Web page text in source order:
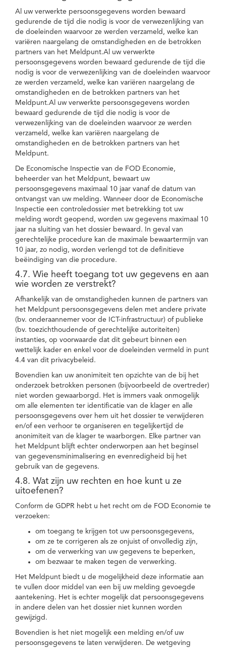
Al uw verwerkte persoonsgegevens worden bewaard
gedurende de tijd die nodig is voor de verwezenlijking van
de doeleinden waarvoor ze werden verzameld, welke kan
variëren naargelang de omstandigheden en de betrokken
partners van het Meldpunt.Al uw verwerkte
persoonsgegevens worden bewaard gedurende de tijd die
nodig is voor de verwezenlijking van de doeleinden waarvoor
ze werden verzameld, welke kan variëren naargelang de
omstandigheden en de betrokken partners van het
Meldpunt.Al uw verwerkte persoonsgegevens worden
bewaard gedurende de tijd die nodig is voor de
verwezenlijking van de doeleinden waarvoor ze werden
verzameld, welke kan variëren naargelang de
omstandigheden en de betrokken partners van het
Meldpunt.
De Economische Inspectie van de FOD Economie,
beheerder van het Meldpunt, bewaart uw
persoonsgegevens maximaal 10 jaar vanaf de datum van
ontvangst van uw melding. Wanneer door de Economische
Inspectie een controledossier met betrekking tot uw
melding wordt geopend, worden uw gegevens maximaal 10
jaar na sluiting van het dossier bewaard. In geval van
gerechtelijke procedure kan de maximale bewaartermijn van
10 jaar, zo nodig, worden verlengd tot de definitieve
beëindiging van die procedure.
4.7. Wie heeft toegang tot uw gegevens en aan
wie worden ze verstrekt?
Afhankelijk van de omstandigheden kunnen de partners van
het Meldpunt persoonsgegevens delen met andere private
(bv. onderaannemer voor de ICT-infrastructuur) of publieke
(bv. toezichthoudende of gerechtelijke autoriteiten)
instanties, op voorwaarde dat dit gebeurt binnen een
wettelijk kader en enkel voor de doeleinden vermeld in punt
4.4 van dit privacybeleid.
Bovendien kan uw anonimiteit ten opzichte van de bij het
onderzoek betrokken personen (bijvoorbeeld de overtreder)
niet worden gewaarborgd. Het is immers vaak onmogelijk
om alle elementen ter identificatie van de klager en alle
persoonsgegevens over hem uit het dossier te verwijderen
en/of een verhoor te organiseren en tegelijkertijd de
anonimiteit van de klager te waarborgen. Elke partner van
het Meldpunt blijft echter onderworpen aan het beginsel
van gegevensminimalisering en evenredigheid bij het
gebruik van de gegevens.
4.8. Wat zijn uw rechten en hoe kunt u ze
uitoefenen?
Conform de GDPR hebt u het recht om de FOD Economie te
verzoeken:
om toegang te krijgen tot uw persoonsgegevens,
om ze te corrigeren als ze onjuist of onvolledig zijn,
om de verwerking van uw gegevens te beperken,
om bezwaar te maken tegen de verwerking.
Het Meldpunt biedt u de mogelijkheid deze informatie aan
te vullen door middel van een bij uw melding gevoegde
aantekening. Het is echter mogelijk dat persoonsgegevens
in andere delen van het dossier niet kunnen worden
gewijzigd.
Bovendien is het niet mogelijk een melding en/of uw
persoonsgegevens te laten verwijderen. De wetgeving